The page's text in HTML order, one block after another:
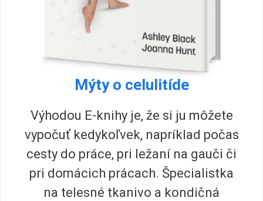
Mýty o celulitíde
Výhodou E-knihy je, že si ju môžete
vypočuť kedykoľvek, napríklad počas
cesty do práce, pri ležaní na gauči či
pri domácich prácach. Špecialistka
na telesné tkanivo a kondičná